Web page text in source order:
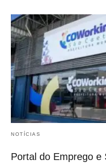
NOTÍCIAS
Portal do Emprego e